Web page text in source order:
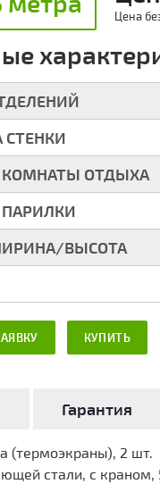
Цена
ОТДЫХА
ВЫСОТА
КУПИТЬ
Гарантия
(термоэкраны), 2 шт.
стали, с краном,